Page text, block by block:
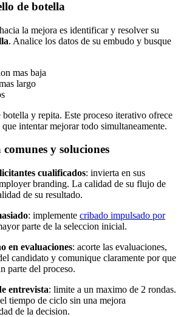
de botella
la mejora es identificar y resolver su
. Analice los datos de su embudo y busque
mas baja
largo
botella y repita. Este proceso iterativo ofrece
intentar mejorar todo simultaneamente.
y soluciones
cualificados: invierta en sus
branding. La calidad de su flujo de
de su resultado.
: implemente cribado impulsado por
parte de la seleccion inicial.
en evaluaciones: acorte las evaluaciones,
candidato y comunique claramente por que
parte del proceso.
entrevista: limite a un maximo de 2 rondas.
tiempo de ciclo sin una mejora
de la decision.